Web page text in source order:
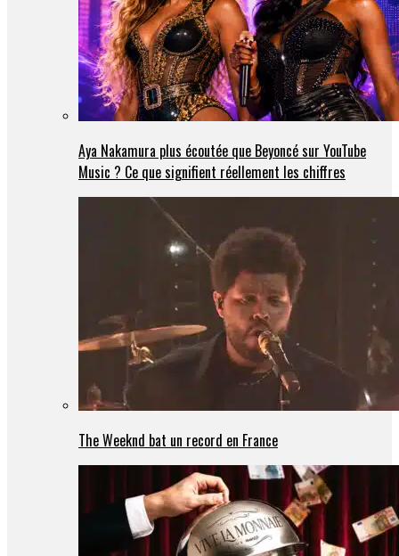
Aya Nakamura plus écoutée que Beyoncé sur YouTube
Music ? Ce que signifient réellement les chiffres
The Weeknd bat un record en France